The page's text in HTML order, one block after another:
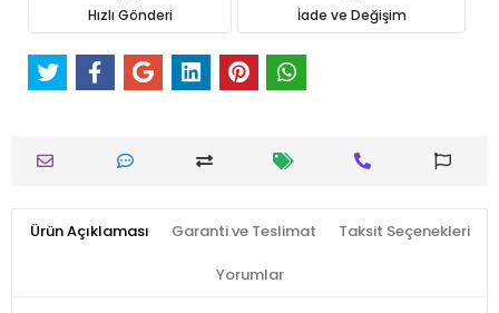
Hızlı Gönderi İade ve Değişim
Ürün Açıklaması Garanti ve Teslimat Taksit Seçenekleri
Yorumlar